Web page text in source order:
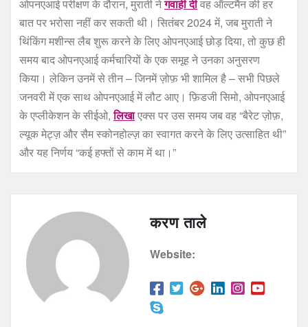
ओपनएआई परीक्षण के दौरान, मुराती नेगवाही दीवह ऑल्टमैन की हर
बात पर भरोसा नहीं कर सकती थी। सितंबर 2024 में, जब मुराती ने
थिंकिंग मशीन्स लैब शुरू करने के लिए ओपनएआई छोड़ दिया, तो कुछ ही
समय बाद ओपनएआई कर्मचारियों के एक समूह ने उनका अनुसरण
किया। लेकिन उनमें से तीन – जिनमें ज़ोफ़ भी शामिल है – सभी पिछले
जनवरी में एक साथ ओपनएआई में लौट आए। फ़िडजी सिमो, ओपनएआई
के एप्लीकेशन के सीईओ,लिखाएक्स पर उस समय जब वह “बैरेट ज़ोफ़,
ल्यूक मेट्ज़ और सैम स्कोनहोल्ज़ का स्वागत करने के लिए उत्साहित थी”
और यह निर्णय “कई हफ्तों से काम में था।”
करण ताले
Website: